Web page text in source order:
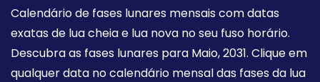
Calendário de fases lunares mensais com datas
exatas de lua cheia e lua nova no seu fuso horário.
Descubra as fases lunares para Maio, 2031. Clique em
qualquer data no calendário mensal das fases da lua